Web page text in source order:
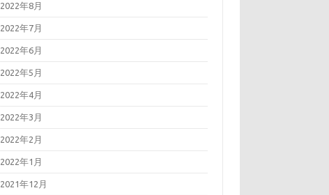
2022年8月
2022年7月
2022年6月
2022年5月
2022年4月
2022年3月
2022年2月
2022年1月
2021年12月